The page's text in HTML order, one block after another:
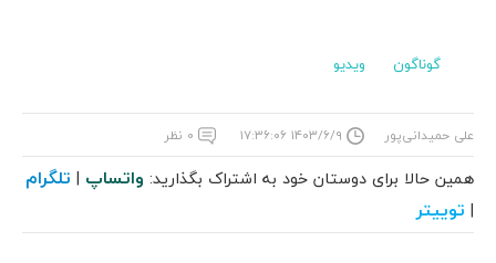
گوناگون ویدیو
علی حمیدانی‌پور ۱۴۰۳/۶/۹ ۱۷:۳۶:۰۶ ۰ نظر
همین حالا برای دوستان خود به اشتراک بگذارید: واتساپ | تلگرام
| توییتر